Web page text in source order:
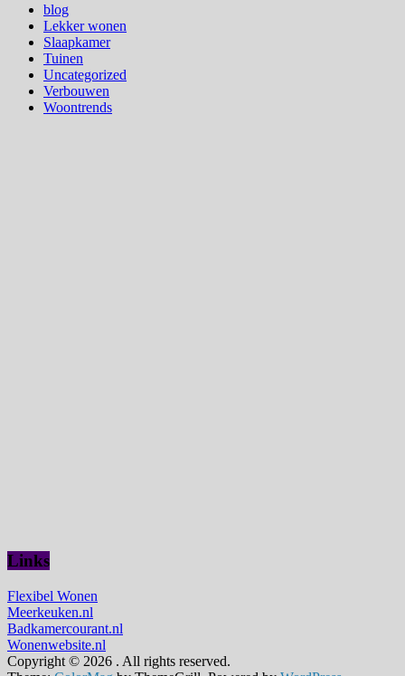
blog
Lekker wonen
Slaapkamer
Tuinen
Uncategorized
Verbouwen
Woontrends
Links
Flexibel Wonen
Meerkeuken.nl
Badkamercourant.nl
Wonenwebsite.nl
Copyright © 2026 . All rights reserved.